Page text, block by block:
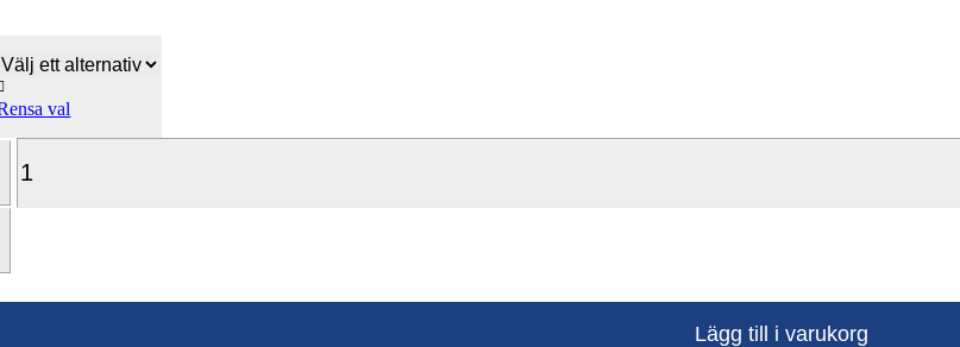
val
7/260
mm,
Lägg till i varukorg